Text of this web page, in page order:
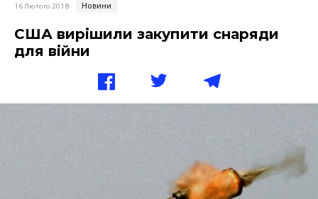
16 Лютого 2018 Новини
США вирішили закупити снаряди
для війни